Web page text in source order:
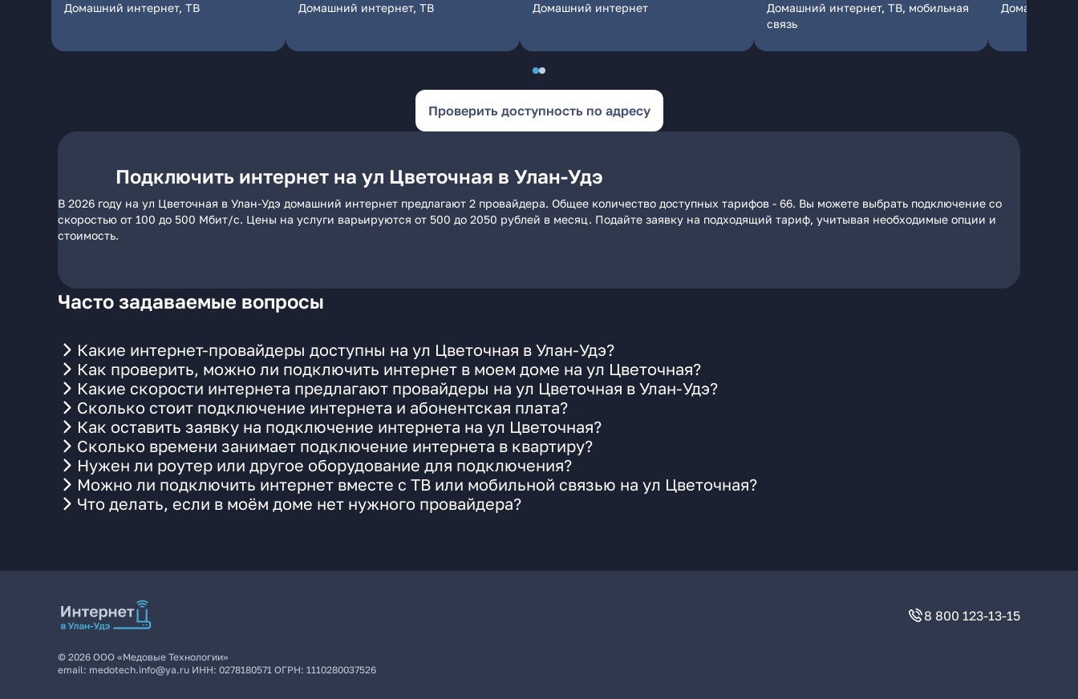
Домашний интернет, ТВ Домашний интернет, ТВ Домашний интернет
Домашний интернет, ТВ, мобильная
связь
Домашний
Проверить доступность по адресу
Подключить интернет на ул Цветочная в Улан-Удэ
В 2026 году на ул Цветочная в Улан-Удэ домашний интернет предлагают 2 провайдера. Общее количество доступных тарифов - 66. Вы можете выбрать подключение со
скоростью от 100 до 500 Мбит/с. Цены на услуги варьируются от 500 до 2050 рублей в месяц. Подайте заявку на подходящий тариф, учитывая необходимые опции и
стоимость.
Часто задаваемые вопросы
Какие интернет-провайдеры доступны на ул Цветочная в Улан-Удэ?
Как проверить, можно ли подключить интернет в моем доме на ул Цветочная?
Какие скорости интернета предлагают провайдеры на ул Цветочная в Улан-Удэ?
Сколько стоит подключение интернета и абонентская плата?
Как оставить заявку на подключение интернета на ул Цветочная?
Сколько времени занимает подключение интернета в квартиру?
Нужен ли роутер или другое оборудование для подключения?
Можно ли подключить интернет вместе с ТВ или мобильной связью на ул Цветочная?
Что делать, если в моём доме нет нужного провайдера?
8 800 123-13-15
© 2026 ООО «Медовые Технологии»
email: medotech.info@ya.ru ИНН: 0278180571 ОГРН: 1110280037526